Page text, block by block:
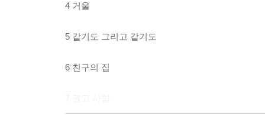
4 거울
5 같기도 그리고 같기도
6 친구의 집